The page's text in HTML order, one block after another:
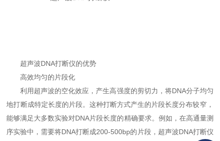
超声波DNA打断仪的优势
高效均匀的片段化
利用超声波的空化效应，产生高强度的剪切力，将DNA分子均匀
地打断成特定长度的片段。这种打断方式产生的片段长度分布较窄，
能够满足大多数实验对DNA片段长度的精确要求。例如，在高通量测
序实验中，需要将DNA打断成200-500bp的片段，超声波DNA打断仪